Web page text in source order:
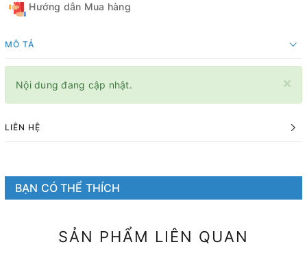
Hướng dẫn Mua hàng
MÔ TẢ
×
Nội dung đang cập nhật.
LIÊN HỆ
BẠN CÓ THỂ THÍCH
SẢN PHẨM LIÊN QUAN